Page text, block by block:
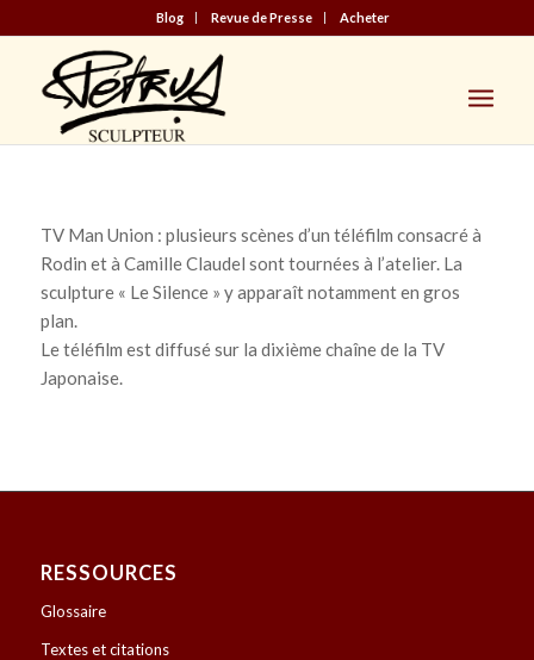
Blog Revue de Presse Acheter
TV Man Union : plusieurs scènes d’un téléfilm consacré à
Rodin et à Camille Claudel sont tournées à l’atelier. La
sculpture « Le Silence » y apparaît notamment en gros
plan.
Le téléfilm est diffusé sur la dixième chaîne de la TV
Japonaise.
RESSOURCES
Glossaire
Textes et citations